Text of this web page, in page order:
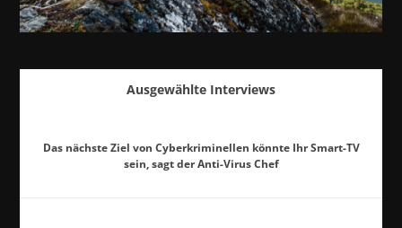
Ausgewählte Interviews
Das nächste Ziel von Cyberkriminellen könnte Ihr Smart-TV
sein, sagt der Anti-Virus Chef